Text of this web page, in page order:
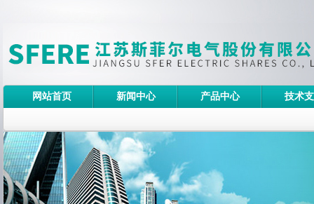
网站首页 新闻中心 产品中心 技术